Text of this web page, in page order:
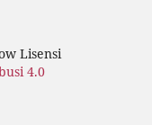
Lisensi
4.0